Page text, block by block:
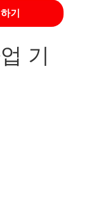
기
기